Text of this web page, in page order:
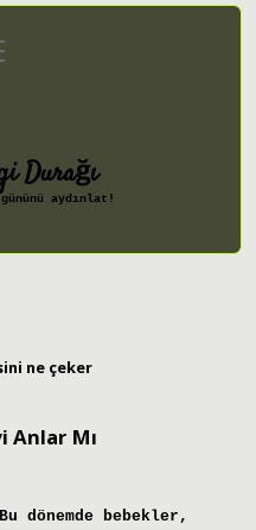
Politikası
Durağı
aydınlat!
ne çeker
Anlar Mı
dönemde bebekler,